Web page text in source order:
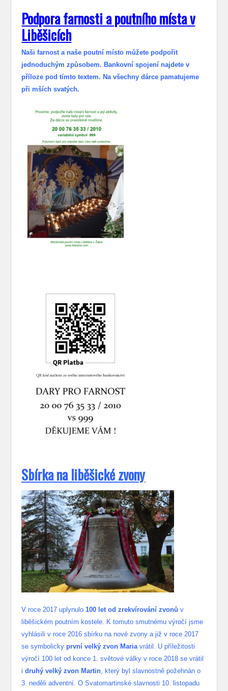
Podpora farnosti a poutního místa v
Liběšicích
Naši farnost a naše poutní místo můžete podpořit
jednoduchým způsobem. Bankovní spojení najdete v
příloze pod tímto textem. Na všechny dárce pamatujeme
při mších svatých.
Sbírka na liběšické zvony
V roce 2017 uplynulo100 let od zrekvírování zvonů v
liběšickém poutním kostele. K tomuto smutnému výročí jsme
vyhlásili v roce 2016 sbírku na nové zvony a již v roce 2017
se symbolickyprvní velký zvon Mariavrátil. U příležitosti
výročí 100 let od konce 1. světové války v roce 2018 se vrátil
idruhý velký zvon Martin, který byl slavnostně požehnán o
3. neděli adventní. O Svatomartinské slavnosti 10. listopadu